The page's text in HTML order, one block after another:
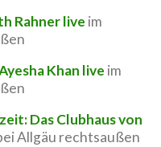
Rahner live im
Khan live im
Das Clubhaus von
Allgäu rechtsaußen